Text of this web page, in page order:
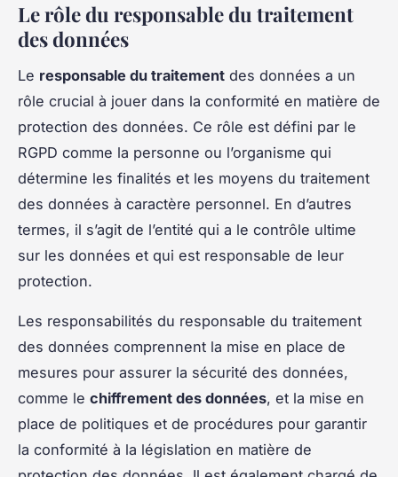
Le rôle du responsable du traitement
des données
Le responsable du traitement des données a un
rôle crucial à jouer dans la conformité en matière de
protection des données. Ce rôle est défini par le
RGPD comme la personne ou l’organisme qui
détermine les finalités et les moyens du traitement
des données à caractère personnel. En d’autres
termes, il s’agit de l’entité qui a le contrôle ultime
sur les données et qui est responsable de leur
protection.
Les responsabilités du responsable du traitement
des données comprennent la mise en place de
mesures pour assurer la sécurité des données,
comme le chiffrement des données, et la mise en
place de politiques et de procédures pour garantir
la conformité à la législation en matière de